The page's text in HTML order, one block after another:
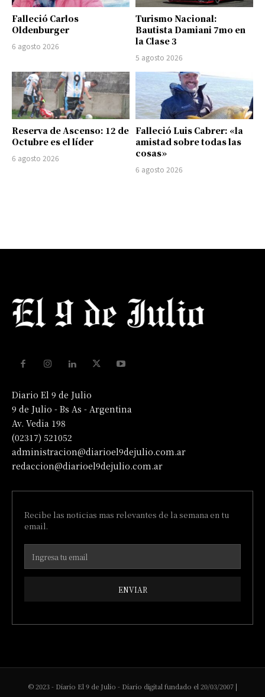
Falleció Carlos
Oldenburger
6 agosto 2026
Turismo Nacional:
Bautista Damiani 7mo en
la Clase 3
5 agosto 2026
Reserva de Ascenso: 12 de
Octubre es el líder
6 agosto 2026
Falleció Luis Cabrer: «la
amistad sobre todas las
cosas»
6 agosto 2026
Diario El 9 de Julio
9 de Julio - Bs As - Argentina
Av. Vedia 198
(02317) 521052
administracion@diarioel9dejulio.com.ar
redaccion@diarioel9dejulio.com.ar
Recibe las noticias mas relevantes de la semana en tu
email.
ENVIAR
© 2023 - Diario El 9 de Julio - Diario digital fundado el 20/03/2007 |